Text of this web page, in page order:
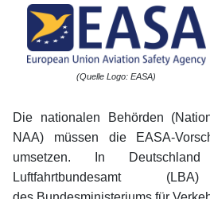
(Quelle Logo: EASA)
Die nationalen Behörden
NAA) müssen die EASA-
umsetzen. In
Luftfahrtbundesamt